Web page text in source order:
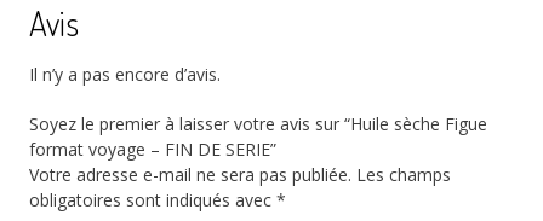
Avis
Il n’y a pas encore d’avis.
Soyez le premier à laisser votre avis sur “Huile sèche Figue
format voyage – FIN DE SERIE”
Votre adresse e-mail ne sera pas publiée. Les champs
obligatoires sont indiqués avec*